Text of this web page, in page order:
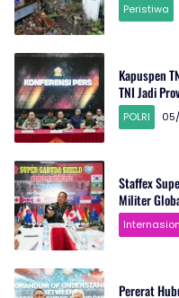
Peristiwa
Kapuspen
TNI Jadi
POLRI
Staffex
Militer
Pererat